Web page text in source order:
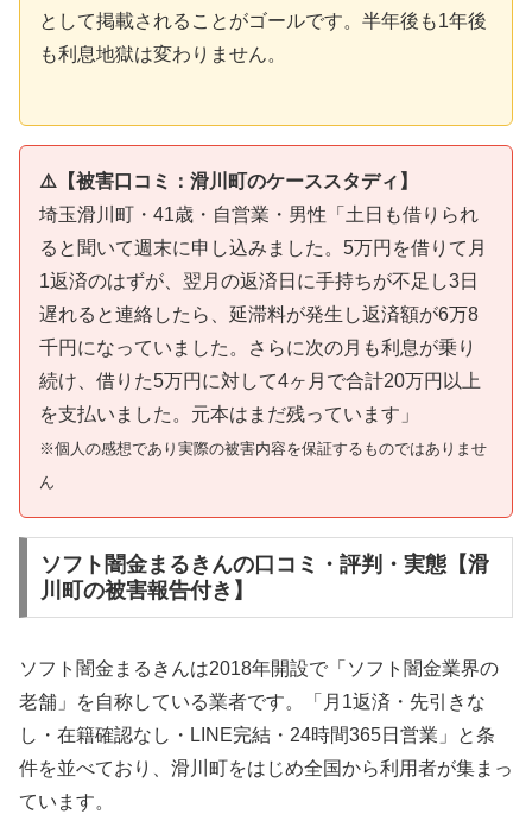
として掲載されることがゴールです。半年後も1年後
も利息地獄は変わりません。
⚠️【被害口コミ：滑川町のケーススタディ】
埼玉滑川町・41歳・自営業・男性「土日も借りられ
ると聞いて週末に申し込みました。5万円を借りて月
1返済のはずが、翌月の返済日に手持ちが不足し3日
遅れると連絡したら、延滞料が発生し返済額が6万8
千円になっていました。さらに次の月も利息が乗り
続け、借りた5万円に対して4ヶ月で合計20万円以上
を支払いました。元本はまだ残っています」
※個人の感想であり実際の被害内容を保証するものではありませ
ん
ソフト闇金まるきんの口コミ・評判・実態【滑
川町の被害報告付き】
ソフト闇金まるきんは2018年開設で「ソフト闇金業界の
老舗」を自称している業者です。「月1返済・先引きな
し・在籍確認なし・LINE完結・24時間365日営業」と条
件を並べており、滑川町をはじめ全国から利用者が集まっ
ています。